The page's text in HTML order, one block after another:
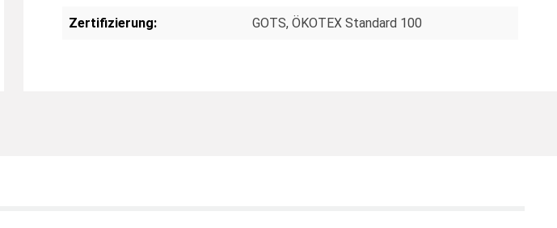
Zertifizierung: GOTS, ÖKOTEX Standard 100